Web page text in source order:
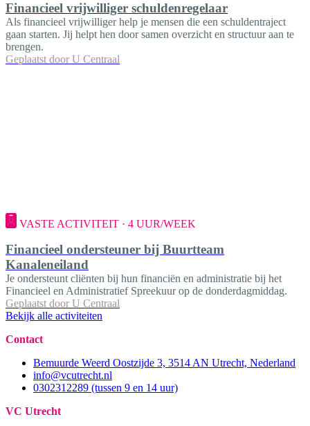
Financieel vrijwilliger schuldenregelaar
Als financieel vrijwilliger help je mensen die een schuldentraject
gaan starten. Jij helpt hen door samen overzicht en structuur aan te
brengen.
Geplaatst door U Centraal
VASTE ACTIVITEIT · 4 UUR/WEEK
Financieel ondersteuner bij Buurtteam
Kanaleneiland
Je ondersteunt cliënten bij hun financiën en administratie bij het
Financieel en Administratief Spreekuur op de donderdagmiddag.
Geplaatst door U Centraal
Bekijk alle activiteiten
Contact
Bemuurde Weerd Oostzijde 3, 3514 AN Utrecht, Nederland
info@vcutrecht.nl
0302312289 (tussen 9 en 14 uur)
VC Utrecht